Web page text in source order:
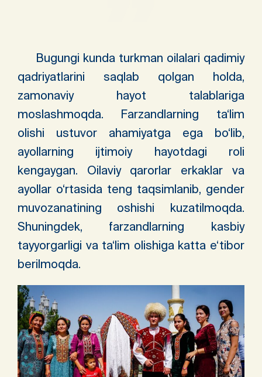
Bugungi kunda turkman oilalari qadimiy
qadriyatlarini saqlab qolgan holda,
zamonaviy hayot talablariga
moslashmoqda. Farzandlarning ta‘lim
olishi ustuvor ahamiyatga ega bo‘lib,
ayollarning ijtimoiy hayotdagi roli
kengaygan. Oilaviy qarorlar erkaklar va
ayollar o‘rtasida teng taqsimlanib, gender
muvozanatining oshishi kuzatilmoqda.
Shuningdek, farzandlarning kasbiy
tayyorgarligi va ta‘lim olishiga katta e‘tibor
berilmoqda.